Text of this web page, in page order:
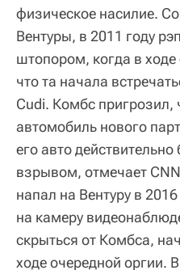
физическое насилие.
Вентуры, в 2011 году
штопором, когда в ходе
что та начала
Cudi. Комбс пригрозил,
автомобиль нового
его авто
взрывом, отмечает
напал на Вентуру в
на камеру
скрыться от Комбса,
ходе очередной оргии.